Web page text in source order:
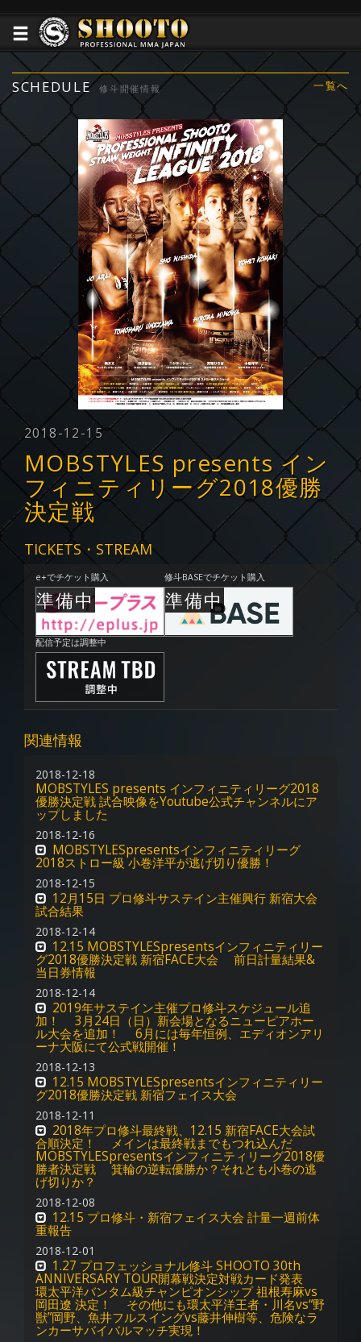
SCHEDULE 修斗開催情報 一覧へ
2018-12-15
MOBSTYLES presents イン
フィニティリーグ2018優勝
決定戦
TICKETS・STREAM
e+でチケット購入 修斗BASEでチケット購入
配信予定は調整中
関連情報
2018-12-18
MOBSTYLES presents インフィニティリーグ2018
優勝決定戦 試合映像をYoutube公式チャンネルにア
ップしました
2018-12-16
MOBSTYLESpresentsインフィニティリーグ
2018ストロー級 小巻洋平が逃げ切り優勝！
2018-12-15
12月15日 プロ修斗サステイン主催興行 新宿大会
試合結果
2018-12-14
12.15 MOBSTYLESpresentsインフィニティリー
グ2018優勝決定戦 新宿FACE大会 前日計量結果&
当日券情報
2018-12-14
2019年サステイン主催プロ修斗スケジュール追
加！ 3月24日（日）新会場となるニューピアホー
ル大会を追加！ 6月には毎年恒例、エディオンアリ
ーナ大阪にて公式戦開催！
2018-12-13
12.15 MOBSTYLESpresentsインフィニティリー
グ2018優勝決定戦 新宿フェイス大会
2018-12-11
2018年プロ修斗最終戦、12.15 新宿FACE大会試
合順決定！ メインは最終戦までもつれ込んだ
MOBSTYLESpresentsインフィニティリーグ2018優
勝者決定戦 箕輪の逆転優勝か？それとも小巻の逃
げ切りか？
2018-12-08
12.15 プロ修斗・新宿フェイス大会 計量一週前体
重報告
2018-12-01
1.27 プロフェッショナル修斗 SHOOTO 30th
ANNIVERSARY TOUR開幕戦決定対戦カード発表
環太平洋バンタム級チャンピオンシップ 祖根寿麻vs
岡田遼 決定！ その他にも環太平洋王者・川名vs“野
獣”岡野、魚井フルスイングvs藤井伸樹等、危険なラ
ンカーサバイバルマッチ実現！